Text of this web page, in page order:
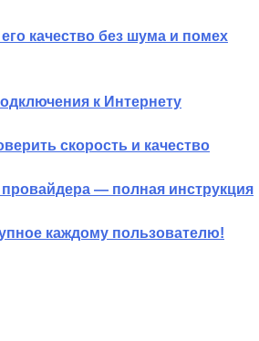
качество без шума и помех
к Интернету
скорость и качество
провайдера — полная инструкция
каждому пользователю!